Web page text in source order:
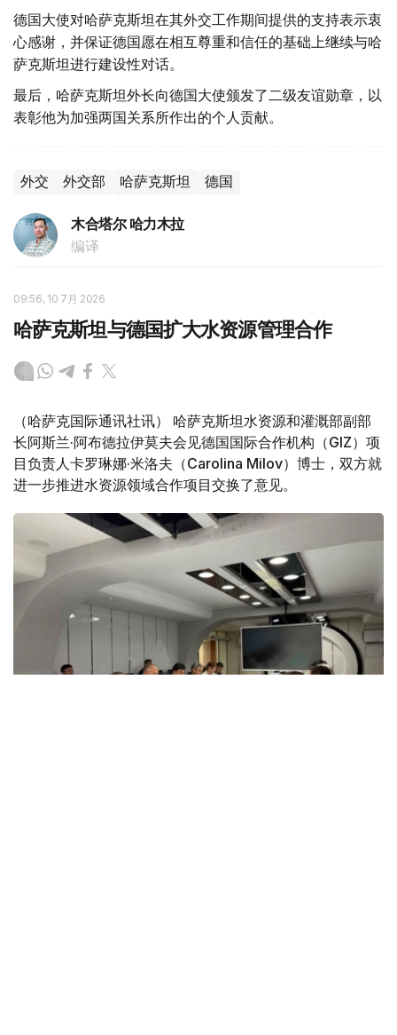
德国大使对哈萨克斯坦在其外交工作期间提供的支持表示衷
心感谢，并保证德国愿在相互尊重和信任的基础上继续与哈
萨克斯坦进行建设性对话。
最后，哈萨克斯坦外长向德国大使颁发了二级友谊勋章，以
表彰他为加强两国关系所作出的个人贡献。
外交 外交部 哈萨克斯坦 德国
木合塔尔 哈力木拉
编译
09:56, 10 7月 2026
哈萨克斯坦与德国扩大水资源管理合作
（哈萨克国际通讯社讯） 哈萨克斯坦水资源和灌溉部副部
长阿斯兰·阿布德拉伊莫夫会见德国国际合作机构（GIZ）项
目负责人卡罗琳娜·米洛夫（Carolina Milov）博士，双方就
进一步推进水资源领域合作项目交换了意见。